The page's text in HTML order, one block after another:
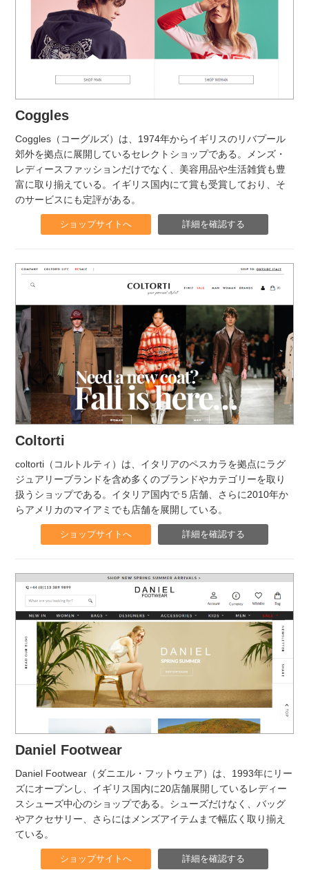
Coggles
Coggles（コーグルズ）は、1974年からイギリスのリバプール
郊外を拠点に展開しているセレクトショップである。メンズ・
レディースファッションだけでなく、美容用品や生活雑貨も豊
富に取り揃えている。イギリス国内にて賞も受賞しており、そ
のサービスにも定評がある。
ショップサイトへ 詳細を確認する
Coltorti
coltorti（コルトルティ）は、イタリアのペスカラを拠点にラグ
ジュアリーブランドを含め多くのブランドやカテゴリーを取り
扱うショップである。イタリア国内で５店舗、さらに2010年か
らアメリカのマイアミでも店舗を展開している。
ショップサイトへ 詳細を確認する
Daniel Footwear
Daniel Footwear（ダニエル・フットウェア）は、1993年にリー
ズにオープンし、イギリス国内に20店舗展開しているレディー
スシューズ中心のショップである。シューズだけなく、バッグ
やアクセサリー、さらにはメンズアイテムまで幅広く取り揃え
ている。
ショップサイトへ 詳細を確認する